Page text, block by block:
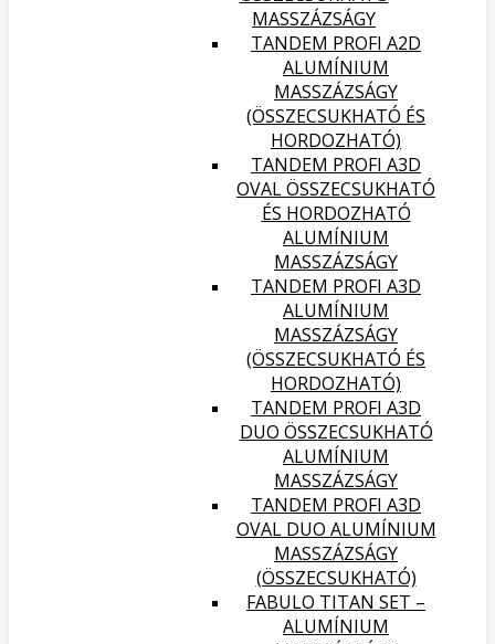
MASSZÁZSÁGY
TANDEM PROFI A2D
ALUMÍNIUM
MASSZÁZSÁGY
(ÖSSZECSUKHATÓ ÉS
HORDOZHATÓ)
TANDEM PROFI A3D
OVAL ÖSSZECSUKHATÓ
ÉS HORDOZHATÓ
ALUMÍNIUM
MASSZÁZSÁGY
TANDEM PROFI A3D
ALUMÍNIUM
MASSZÁZSÁGY
(ÖSSZECSUKHATÓ ÉS
HORDOZHATÓ)
TANDEM PROFI A3D
DUO ÖSSZECSUKHATÓ
ALUMÍNIUM
MASSZÁZSÁGY
TANDEM PROFI A3D
OVAL DUO ALUMÍNIUM
MASSZÁZSÁGY
(ÖSSZECSUKHATÓ)
FABULO TITAN SET –
ALUMÍNIUM